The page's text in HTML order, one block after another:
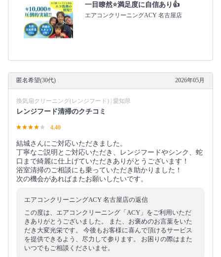
一目瞭然⭐満足度に自信あり👍
エアコンクリーニングACY 名古屋店
匿名希望(30代) 2026年05月
換気扇クリーニング(レンジフード) | 愛知県
レンジフード清掃のクチコミ
4.40
結城さんにご対応いただきました。
丁寧なご説明とご対応いただき、レンジフードやシンク、蛇
口まで綺麗に仕上げていただきありがとうございます！
浴室清掃のご相談にも乗っていただき助かりました！
次の機会があればまたお願いしたいです。
エアコンクリーニングACY 名古屋店の返信
この度は、エアコンクリーニング「ACY」をご利用いただ
きありがとうございました。 また、お褒めのお言葉をいた
だき大変光栄です。 今後もお客様に喜んで頂けるサービス
を提供できるよう、尽力して参ります。 お困りの際はまた
いつでもご相談くださいませ。